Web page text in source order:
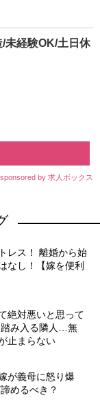
/未経験OK/土日休
sponsored by 求人ボックス
レス！ 離婚から始
なし！【嫁を便利
絶対悪いと思って
み入る隣人…無
止まらない
が義母に怒り爆
めるべき？